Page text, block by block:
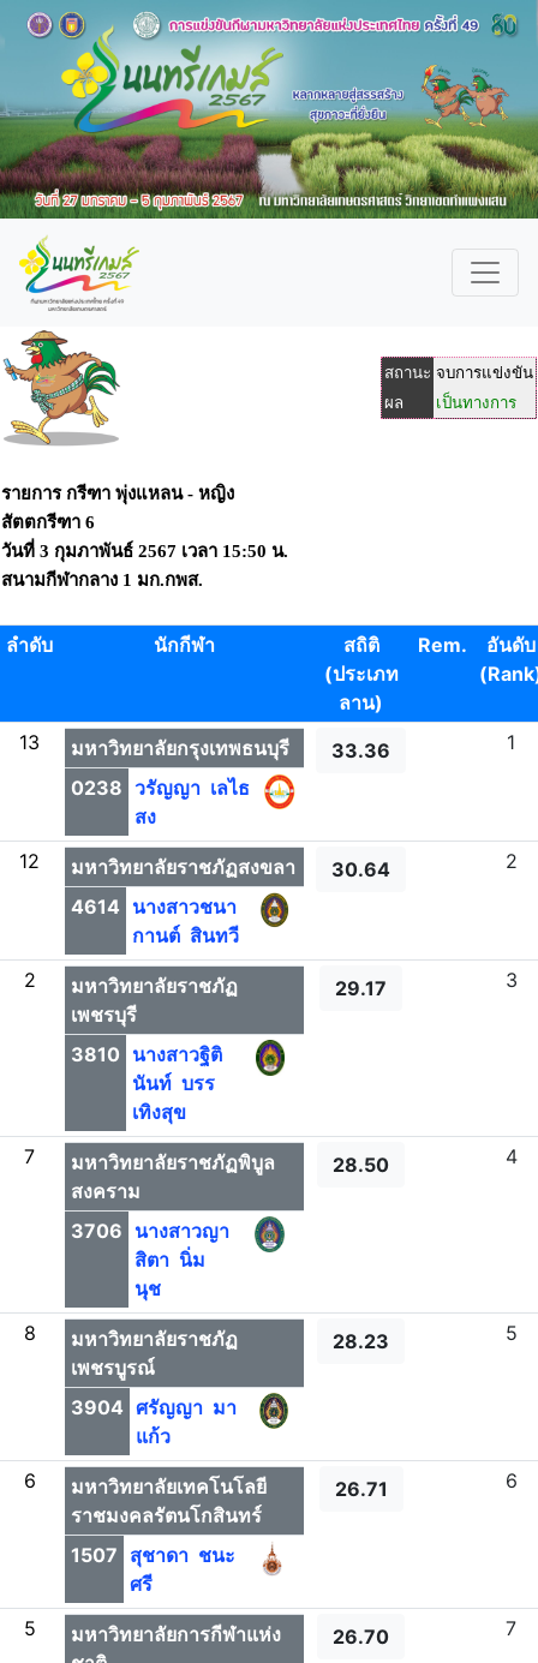
สถานะ จบการแข่งขัน
ผล
เป็นทางการ
รายการ กรีฑา พุ่งแหลน - หญิง
สัตตกรีฑา 6
วันที่ 3 กุมภาพันธ์ 2567 เวลา 15:50 น.
สนามกีฬากลาง 1 มก.กพส.
ลำดับ นักกีฬา
สถิติ
(ประเภท
ลาน)
Rem.
อันดับ
13
มหาวิทยาลัยกรุงเทพธนบุรี
0238 วรัญญา เลไธ
สง
33.36 1
12
มหาวิทยาลัยราชภัฏสงขลา
4614 นางสาวชนา
กานต์ สินทวี
30.64 2
2
มหาวิทยาลัยราชภัฏ
เพชรบุรี
3810 นางสาวฐิติ
นันท์ บรร
เทิงสุข
29.17 3
7
มหาวิทยาลัยราชภัฏพิบูล
สงคราม
3706 นางสาวญา
สิตา นิ่ม
นุช
28.50 4
8
มหาวิทยาลัยราชภัฏ
เพชรบูรณ์
3904 ศรัญญา มา
แก้ว
28.23 5
6
มหาวิทยาลัยเทคโนโลยี
ราชมงคลรัตนโกสินทร์
1507 สุชาดา ชนะ
ศรี
26.71 6
5
มหาวิทยาลัยการกีฬาแห่ง
26.70 7